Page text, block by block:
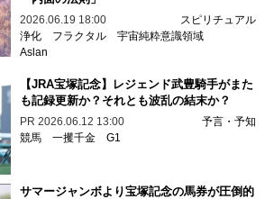
2026.06.19 18:00
スピリチュアル
浄化
フラクタル 宇宙純粋意識領域
Aslan
【JRA宝塚記念】レジェンド武豊騎手がまた
も記録更新か？それとも波乱の結末か？
PR 2026.06.12 13:00
予言・予知
競馬 一攫千金 G1
サマージャンボより宝塚記念の馬券が圧倒的